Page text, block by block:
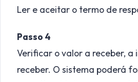
Ler e aceitar o termo de
Passo 4
Verificar o valor a receber,
receber. O sistema poderá